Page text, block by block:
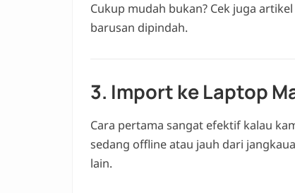
Cukup mudah bukan? Cek juga
barusan dipindah.
3. Import ke Laptop
Cara pertama sangat efektif kalau
sedang offline atau jauh dari
lain.